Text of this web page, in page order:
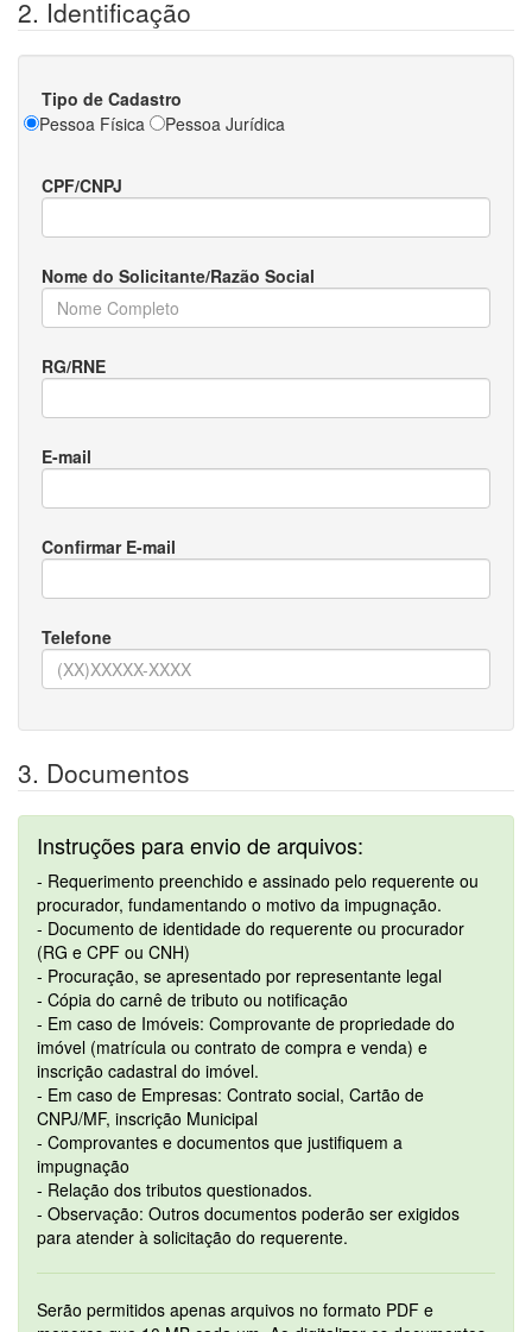
2. Identificação
Tipo de Cadastro
Pessoa Física
Pessoa Jurídica
CPF/CNPJ
Nome do Solicitante/Razão Social
RG/RNE
E-mail
Confirmar E-mail
Telefone
3. Documentos
Instruções para envio de arquivos:
- Requerimento preenchido e assinado pelo requerente ou
procurador, fundamentando o motivo da impugnação.
- Documento de identidade do requerente ou procurador
(RG e CPF ou CNH)
- Procuração, se apresentado por representante legal
- Cópia do carnê de tributo ou notificação
- Em caso de Imóveis: Comprovante de propriedade do
imóvel (matrícula ou contrato de compra e venda) e
inscrição cadastral do imóvel.
- Em caso de Empresas: Contrato social, Cartão de
CNPJ/MF, inscrição Municipal
- Comprovantes e documentos que justifiquem a
impugnação
- Relação dos tributos questionados.
- Observação: Outros documentos poderão ser exigidos
para atender à solicitação do requerente.
Serão permitidos apenas arquivos no formato PDF e